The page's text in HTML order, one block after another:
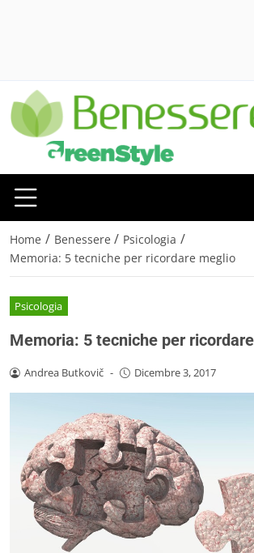
Home / Benessere / Psicologia /
Memoria: 5 tecniche per ricordare meglio
Psicologia
Memoria: 5 tecniche per
Andrea Butkovič - Dicembre 3, 2017